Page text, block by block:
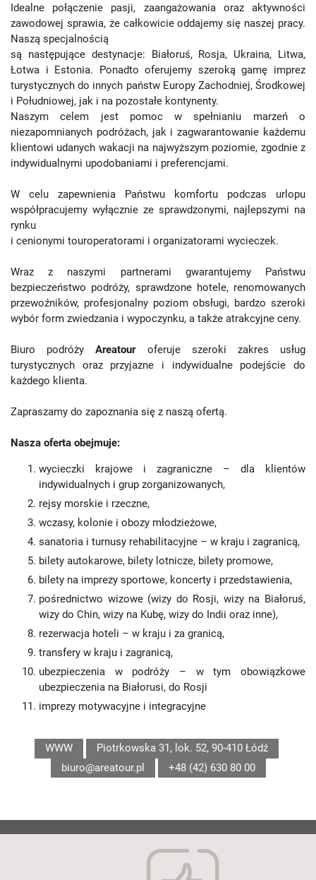
Idealne połączenie pasji, zaangażowania oraz aktywności
zawodowej sprawia, że całkowicie oddajemy się naszej pracy.
Naszą specjalnością
są następujące destynacje: Białoruś, Rosja, Ukraina, Litwa,
Łotwa i Estonia. Ponadto oferujemy szeroką gamę imprez
turystycznych do innych państw Europy Zachodniej, Środkowej
i Południowej, jak i na pozostałe kontynenty.
Naszym celem jest pomoc w spełnianiu marzeń o
niezapomnianych podróżach, jak i zagwarantowanie każdemu
klientowi udanych wakacji na najwyższym poziomie, zgodnie z
indywidualnymi upodobaniami i preferencjami.
W celu zapewnienia Państwu komfortu podczas urlopu
współpracujemy wyłącznie ze sprawdzonymi, najlepszymi na
rynku
i cenionymi touroperatorami i organizatorami wycieczek.
Wraz z naszymi partnerami gwarantujemy Państwu
bezpieczeństwo podróży, sprawdzone hotele, renomowanych
przewoźników, profesjonalny poziom obsługi, bardzo szeroki
wybór form zwiedzania i wypoczynku, a także atrakcyjne ceny.
Biuro podróżyAreatour oferuje szeroki zakres usług
turystycznych oraz przyjazne i indywidualne podejście do
każdego klienta.
Zapraszamy do zapoznania się z naszą ofertą.
Nasza oferta obejmuje:
wycieczki krajowe i zagraniczne – dla klientów
indywidualnych i grup zorganizowanych,
rejsy morskie i rzeczne,
wczasy, kolonie i obozy młodzieżowe,
sanatoria i turnusy rehabilitacyjne – w kraju i zagranicą,
bilety autokarowe, bilety lotnicze, bilety promowe,
bilety na imprezy sportowe, koncerty i przedstawienia,
pośrednictwo wizowe (wizy do Rosji, wizy na Białoruś,
wizy do Chin, wizy na Kubę, wizy do Indii oraz inne),
rezerwacja hoteli – w kraju i za granicą,
transfery w kraju i zagranicą,
ubezpieczenia w podróży – w tym obowiązkowe
ubezpieczenia na Białorusi, do Rosji
imprezy motywacyjne i integracyjne
WWW
Piotrkowska 31, lok. 52, 90-410 Łódź
biuro@areatour.pl
+48 (42) 630 80 00